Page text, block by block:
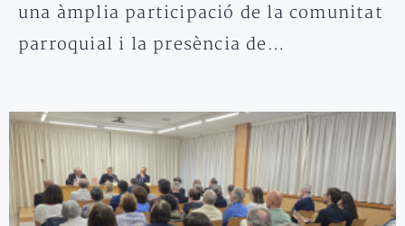
una àmplia participació de la comunitat
parroquial i la presència de…